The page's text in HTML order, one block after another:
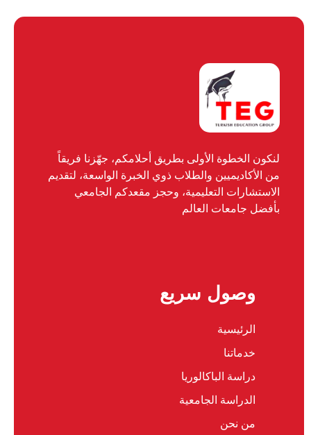
لنكون الخطوة الأولى بطريق أحلامكم، جهّزنا فريقاً
من الأكاديميين والطلاب ذوي الخبرة الواسعة، لتقديم
الاستشارات التعليمية، وحجز مقعدكم الجامعي
بأفضل جامعات العالم
وصول سريع
الرئيسية
خدماتنا
دراسة الباكالوريا
الدراسة الجامعية
من نحن